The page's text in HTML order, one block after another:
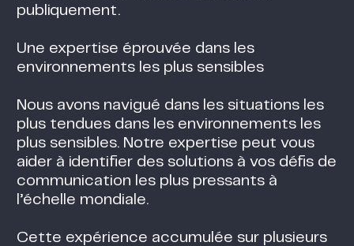
publiquement.
Une expertise éprouvée dans les
environnements les plus sensibles
Nous avons navigué dans les situations les
plus tendues dans les environnements les
plus sensibles. Notre expertise peut vous
aider à identifier des solutions à vos défis de
communication les plus pressants à
l’échelle mondiale.
Cette expérience accumulée sur plusieurs